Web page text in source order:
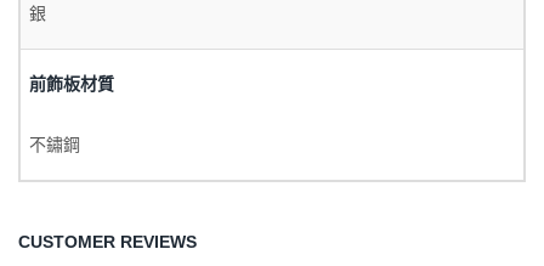
銀
前飾板材質
不鏽鋼
CUSTOMER REVIEWS